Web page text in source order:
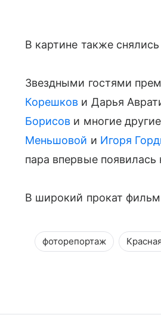
В картине также снялись
Звездными гостями
Корешков и Дарья
Борисов и многие
Меньшовой и Игоря
пара впервые появилась
В широкий прокат
фоторепортаж